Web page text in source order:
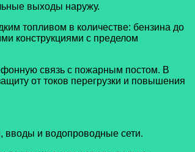
выходы наружу.
топливом в количестве: бензина до
конструкциями с пределом
связь с пожарным постом. В
от токов перегрузки и повышения
вводы и водопроводные сети.